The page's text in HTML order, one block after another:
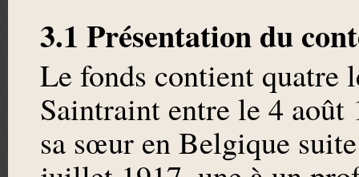
3.1 Présentation du
Le fonds contient quatre
Saintraint entre le 4
sa sœur en Belgique